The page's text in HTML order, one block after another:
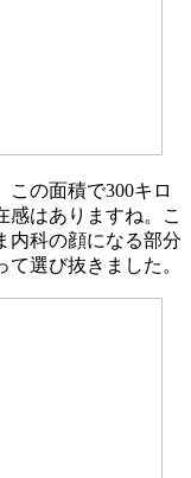
の面積で300キロ
感はありますね。こ
内科の顔になる部分
選び抜きました。